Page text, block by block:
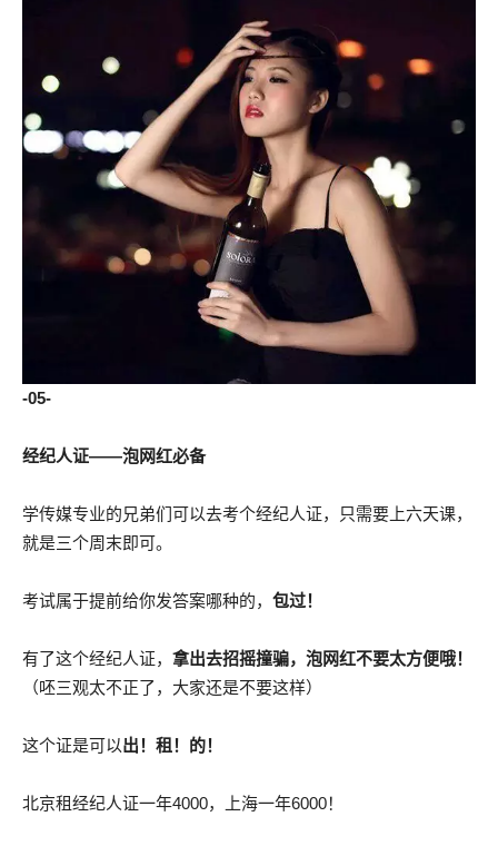
-05-
经纪人证——泡网红必备
学传媒专业的兄弟们可以去考个经纪人证，只需要上六天课，
就是三个周末即可。
考试属于提前给你发答案哪种的， 包过！
有了这个经纪人证， 拿出去招摇撞骗，泡网红不要太方便哦！
（呸三观太不正了，大家还是不要这样）
这个证是可以出！租！的！
北京租经纪人证一年4000，上海一年6000！